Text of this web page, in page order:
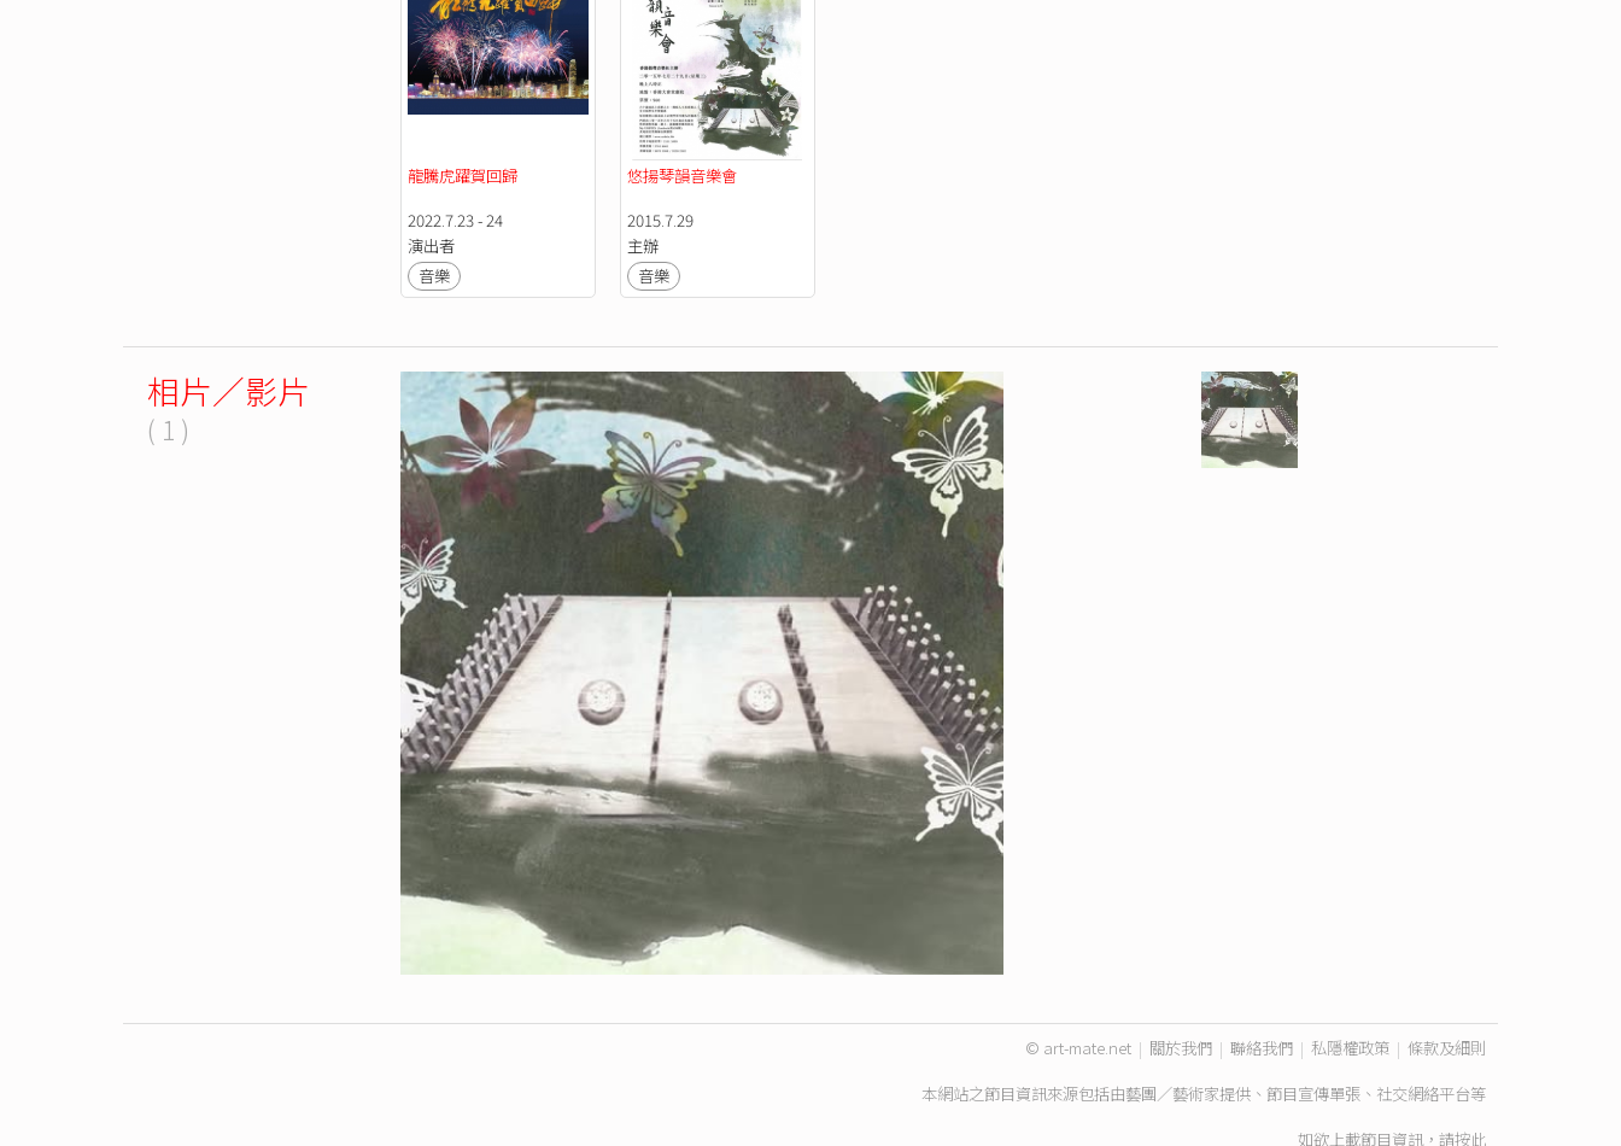
龍騰虎躍賀回歸
2022.7.23 - 24
演出者
音樂
悠揚琴韻音樂會
2015.7.29
主辦
音樂
相片／影片
( 1 )
© art-mate.net | 關於我們 | 聯絡我們 | 私隱權政策 | 條款及細則
本網站之節目資訊來源包括由藝團／藝術家提供、節目宣傳單張、社交網絡平台等
如欲上載節目資訊，請按此